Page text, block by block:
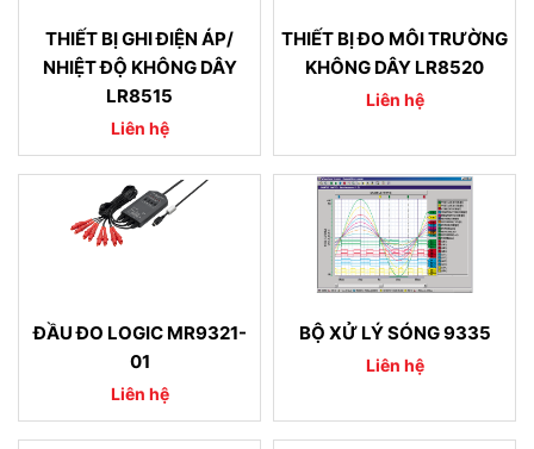
THIẾT BỊ GHI ĐIỆN ÁP/
NHIỆT ĐỘ KHÔNG DÂY
LR8515
Liên hệ
THIẾT BỊ ĐO MÔI TRƯỜNG
KHÔNG DÂY LR8520
Liên hệ
ĐẦU ĐO LOGIC MR9321-
01
Liên hệ
BỘ XỬ LÝ SÓNG 9335
Liên hệ